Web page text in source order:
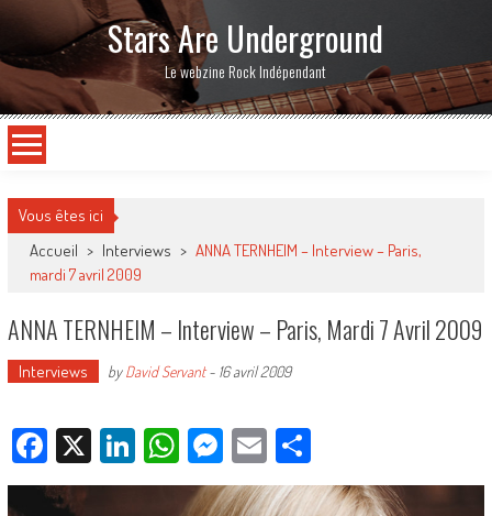
Stars Are Underground
Le webzine Rock Indépendant
Vous êtes ici
Accueil > Interviews > ANNA TERNHEIM – Interview – Paris,
mardi 7 avril 2009
ANNA TERNHEIM – Interview – Paris, Mardi 7 Avril 2009
Interviews byDavid Servant- 16 avril 2009
Facebook
X LinkedIn
WhatsApp
Messenger
EmailPartager